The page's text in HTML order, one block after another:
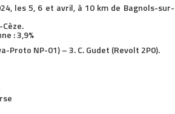
les 5, 6 et avril, à 10 km de Bagnols-sur-
: 3,9%
Proto NP-01) – 3. C. Gudet (Revolt 2P0).